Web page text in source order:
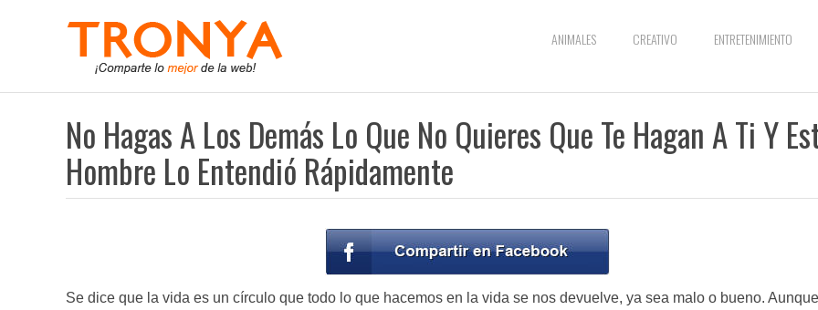
ANIMALES CREATIVO ENTRETENIMIENTO
No Hagas A Los Demás Lo Que No Quieres Que Te Hagan A Ti Y
Hombre Lo Entendió Rápidamente
Se dice que la vida es un círculo que todo lo que hacemos en la vida se nos devuelve, ya sea malo o bueno.